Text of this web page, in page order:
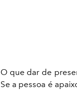
O que dar de
Se a pessoa é